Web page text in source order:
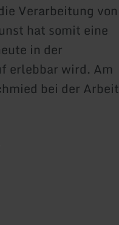
Verarbeitung von
hat somit eine
in der
erlebbar wird. Am
bei der Arbeit